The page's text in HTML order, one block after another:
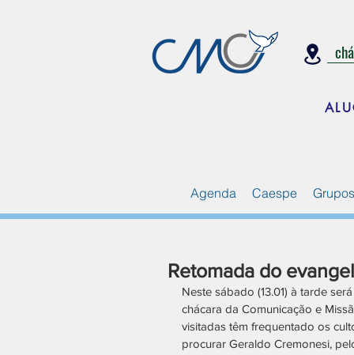
Agenda Caespe
Retomada do
Neste sábado (13.01) à tarde
chácara da Comunicação e
visitadas têm frequentado os
procurar Geraldo Cremonesi,